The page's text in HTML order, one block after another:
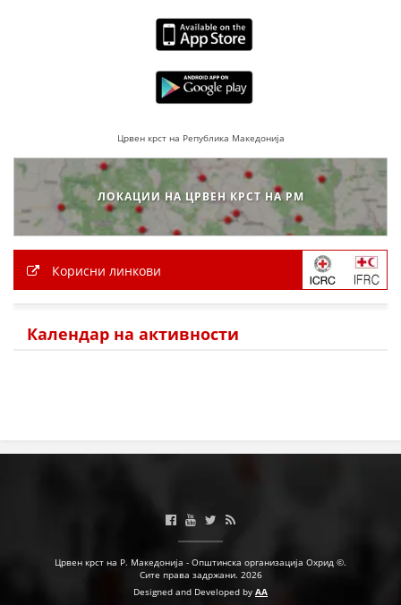
Црвен крст на Република Македонија
ЛОКАЦИИ НА ЦРВЕН КРСТ НА РМ
Корисни линкови
Календар на активности
Црвен крст на Р. Македонија - Општинска организација Охрид ©.
Сите права задржани. 2026
Designed and Developed by AA